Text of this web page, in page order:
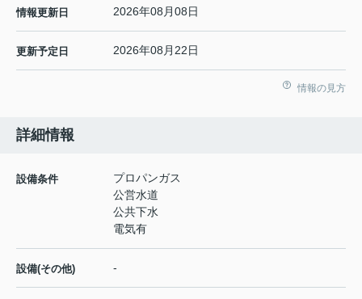
情報更新日 2026年08月08日
更新予定日 2026年08月22日
情報の見方
詳細情報
設備条件
プロパンガス
公営水道
公共下水
電気有
設備(その他) -